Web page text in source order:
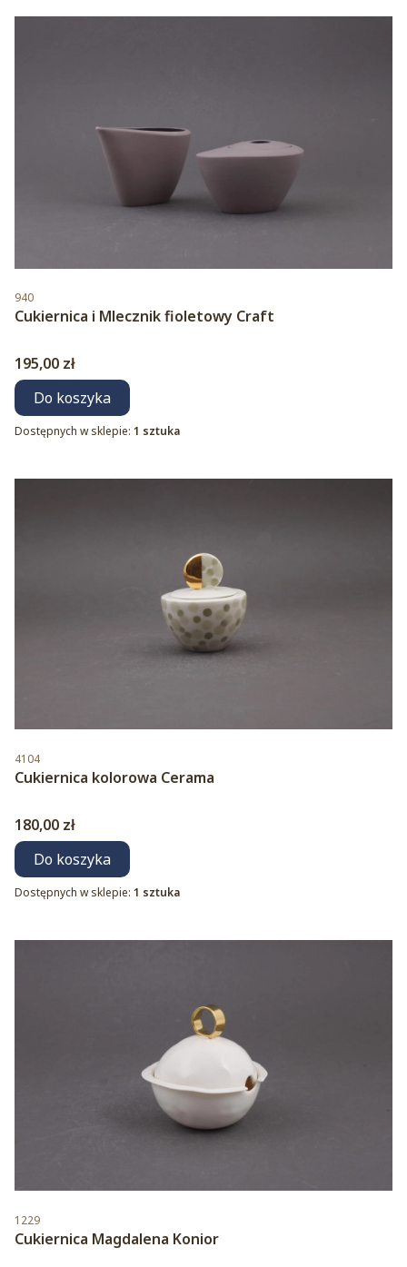
Kod produktu
940
Cukiernica i Mlecznik fioletowy Craft
Cena
195,00 zł
Do koszyka
Dostępnych w sklepie: 1 sztuka
Kod produktu
4104
Cukiernica kolorowa Cerama
Cena
180,00 zł
Do koszyka
Dostępnych w sklepie: 1 sztuka
Kod produktu
1229
Cukiernica Magdalena Konior